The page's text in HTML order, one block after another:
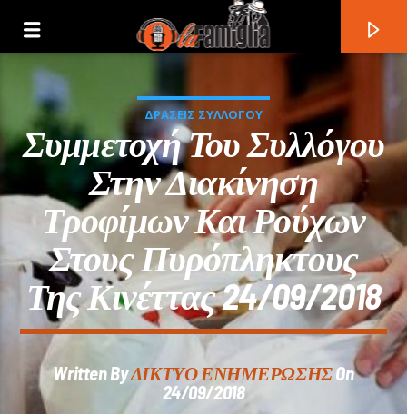
Current Track
Title
Artist
ΔΡΑΣΕΙΣ ΣΥΛΛΟΓΟΥ
Συμμετοχή Του Συλλόγου
Στην Διακίνηση
Τροφίμων Και Ρούχων
Στους Πυρόπληκτους
Της Κινέττας 24/09/2018
Written ByΔΙΚΤΥΟ ΕΝΗΜΕΡΩΣΗΣOn
24/09/2018